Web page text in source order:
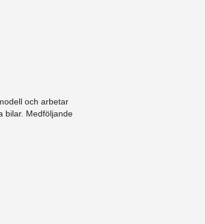
och arbetar
bilar. Medföljande